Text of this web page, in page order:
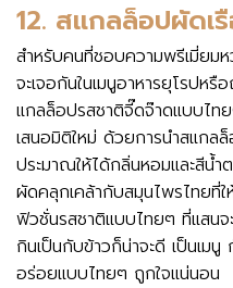
12. สแกลล็อปผัดเรื
สำหรับคนที่ชอบความพรีเมี่ยม
จะเจอกันในเมนูอาหารยุโรปห
แกลล็อปรสชาติจี๊ดจ๊าดแบบไท
เสนอมิติใหม่ ด้วยการนำสแก
ประมาณให้ได้กลิ่นหอมและสีน้
ผัดคลุกเคล้ากับสมุนไพรไทยที่ใ
ฟิวชั่นรสชาติแบบไทยๆ ที่แสน
กินเป็นกับข้าวก็น่าจะดี เป็นเม
อร่อยแบบไทยๆ ถูกใจแน่นอน